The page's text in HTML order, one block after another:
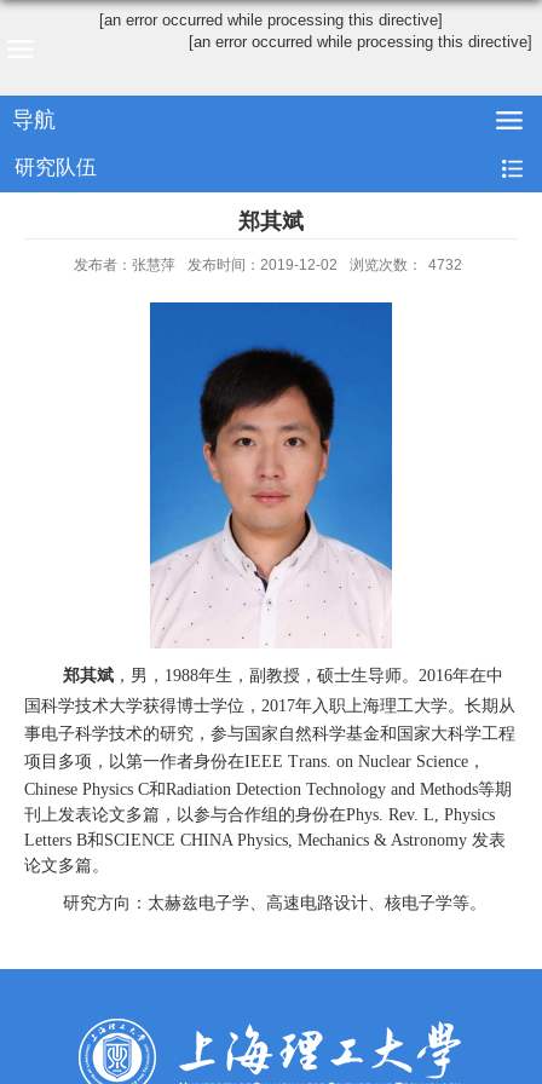
[an error occurred while processing this directive]
[an error occurred while processing this directive]
导航
研究队伍
郑其斌
发布者：张慧萍 发布时间：2019-12-02 浏览次数： 4732
郑其斌 ，男， 1988年生，副教授，硕士生导师。 2016年在中
国科学技术大学获得博士学位， 2017年入职上海理工大学。长期从
事电子科学技术的研究，参与国家自然科学基金和国家大科学工程
项目多项， 以第一作者身份在IEEE Trans. on Nuclear Science ，
Chinese Physics C和Radiation Detection Technology and Methods等期
刊上发表论文多篇，以参与合作组的身份在Phys. Rev. L, Physics
Letters B和SCIENCE CHINA Physics, Mechanics & Astronomy 发表
论文多篇。
研究方向：太赫兹电子学、高速电路设计、核电子学等。